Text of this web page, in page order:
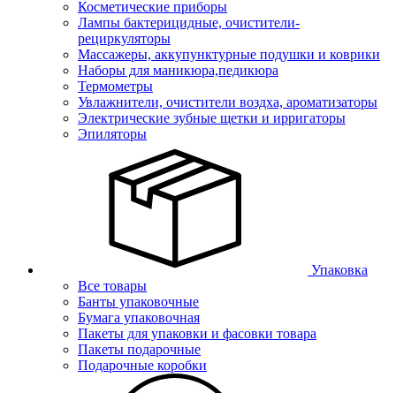
Косметические приборы
Лампы бактерицидные, очистители-
рециркуляторы
Массажеры, аккупунктурные подушки и коврики
Наборы для маникюра,педикюра
Термометры
Увлажнители, очистители воздха, ароматизаторы
Электрические зубные щетки и ирригаторы
Эпиляторы
Упаковка
Все товары
Банты упаковочные
Бумага упаковочная
Пакеты для упаковки и фасовки товара
Пакеты подарочные
Подарочные коробки